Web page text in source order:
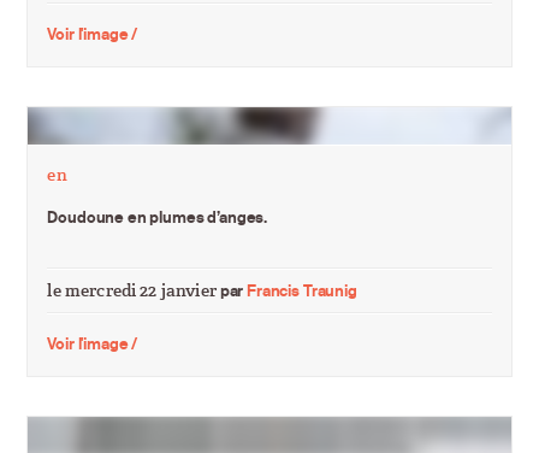
Voir l'image /
en
Doudoune en plumes d’anges.
le mercredi 22 janvierparFrancis Traunig
Voir l'image /